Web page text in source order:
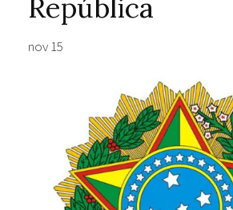
República
nov 15